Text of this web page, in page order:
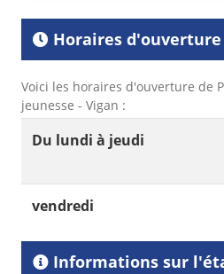
Horaires d'ouverture
Voici les horaires d'ouverture de
jeunesse - Vigan :
Du lundi à jeudi
vendredi
Informations sur